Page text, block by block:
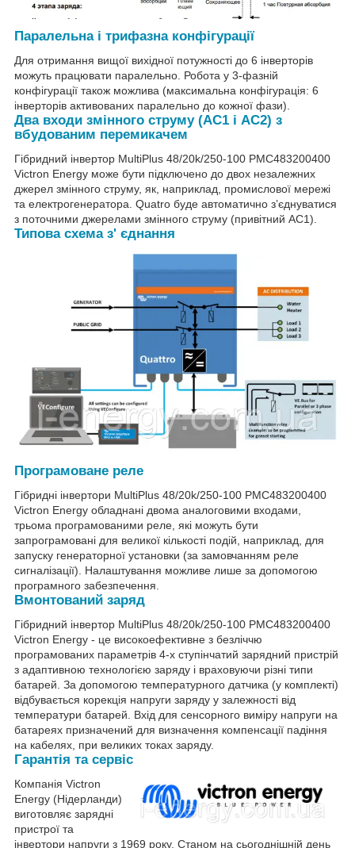
Паралельна і трифазна конфігурації
Для отримання вищої вихідної потужності до 6 інверторів
можуть працювати паралельно. Робота у 3-фазній
конфігурації також можлива (максимальна конфігурація: 6
інверторів активованих паралельно до кожної фази).
Два входи змінного струму (AC1 і AC2) з
вбудованим перемикачем
Гібридний інвертор MultiPlus 48/20k/250-100 PMC483200400
Victron Energy може бути підключено до двох незалежних
джерел змінного струму, як, наприклад, промислової мережі
та електрогенератора. Quatro буде автоматично з’єднуватися
з поточними джерелами змінного струму (привітний АС1).
Типова схема з' єднання
Програмоване реле
Гібридні інвертори MultiPlus 48/20k/250-100 PMC483200400
Victron Energy обладнані двома аналоговими входами,
трьома програмованими реле, які можуть бути
запрограмовані для великої кількості подій, наприклад, для
запуску генераторної установки (за замовчанням реле
сигналізації). Налаштування можливе лише за допомогою
програмного забезпечення.
Вмонтований заряд
Гібридний інвертор MultiPlus 48/20k/250-100 PMC483200400
Victron Energy - це високоефективне з безліччю
програмованих параметрів 4-х ступінчатий зарядний пристрій
з адаптивною технологією заряду і враховуючи різні типи
батарей. За допомогою температурного датчика (у комплекті)
відбувається корекція напруги заряду у залежності від
температури батарей. Вхід для сенсорного виміру напруги на
батареях призначений для визначення компенсації падіння
на кабелях, при великих токах заряду.
Гарантія та сервіс
Компанія Victron
Energy (Нідерланди)
виготовляє зарядні
пристрої та
інвертори напруги з 1969 року. Станом на сьогоднішній день